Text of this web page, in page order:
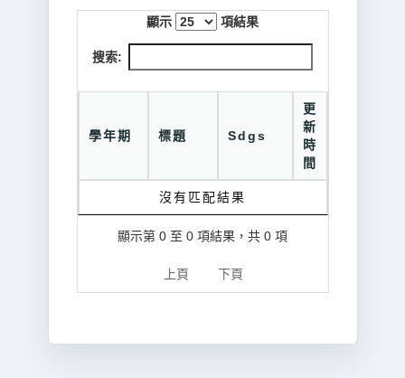
顯示 項結果
搜索:
學年期 標題 Sdgs
更
新
時
間
沒有匹配結果
顯示第 0 至 0 項結果，共 0 項
上頁 下頁